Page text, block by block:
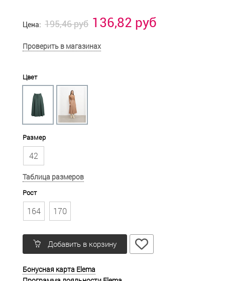
Цена: 195,46 руб 136,82 руб
Проверить в магазинах
Цвет
Размер
42
Таблица размеров
Рост
164 170
Добавить в корзину
Бонусная карта Elema